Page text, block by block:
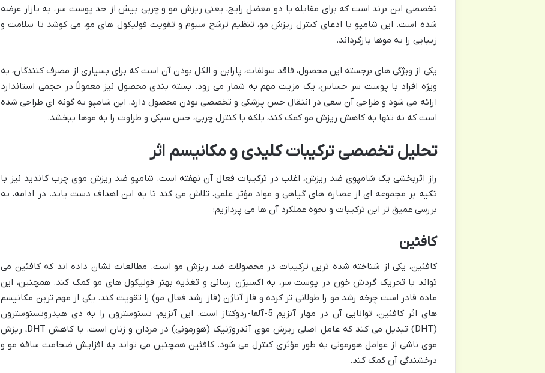
تخصصی این برند است که برای مقابله با دو معضل رایج، یعنی ریزش مو و چربی بیش از حد پوست سر، به بازار عرضه
شده است. این شامپو با ادعای کنترل ریزش مو، تنظیم ترشح سبوم و تقویت فولیکول های مو، می کوشد تا سلامت و
زیبایی را به موها بازگرداند.
یکی از ویژگی های برجسته این محصول، فاقد سولفات، پارابن و الکل بودن آن است که برای بسیاری از مصرف کنندگان، به
ویژه افراد با پوست سر حساس، یک مزیت مهم به شمار می رود. بسته بندی محصول نیز معمولاً در حجمی استاندارد
ارائه می شود و طراحی آن سعی در انتقال حس پزشکی و تخصصی بودن محصول دارد. این شامپو به گونه ای طراحی شده
است که نه تنها به کاهش ریزش مو کمک کند، بلکه با کنترل چربی، حس سبکی و طراوت را به موها ببخشد.
تحلیل تخصصی ترکیبات کلیدی و مکانیسم اثر
راز اثربخشی یک شامپوی ضد ریزش، اغلب در ترکیبات فعال آن نهفته است. شامپو ضد ریزش موی چرب کاندید نیز با
تکیه بر مجموعه ای از عصاره های گیاهی و مواد مؤثر علمی، تلاش می کند تا به این اهداف دست یابد. در ادامه، به
بررسی عمیق تر این ترکیبات و نحوه عملکرد آن ها می پردازیم:
کافئین
کافئین، یکی از شناخته شده ترین ترکیبات در محصولات ضد ریزش مو است. مطالعات نشان داده اند که کافئین می
تواند با تحریک گردش خون در پوست سر، به اکسیژن رسانی و تغذیه بهتر فولیکول های مو کمک کند. همچنین، این
ماده قادر است چرخه رشد مو را طولانی تر کرده و فاز آناژن (فاز رشد فعال مو) را تقویت کند. یکی از مهم ترین مکانیسم
های اثر کافئین، توانایی آن در مهار آنزیم 5-آلفا-ردوکتاز است. این آنزیم، تستوسترون را به دی هیدروتستوسترون
(DHT) تبدیل می کند که عامل اصلی ریزش موی آندروژنیک (هورمونی) در مردان و زنان است. با کاهش DHT، ریزش
موی ناشی از عوامل هورمونی به طور مؤثری کنترل می شود. کافئین همچنین می تواند به افزایش ضخامت ساقه مو و
درخشندگی آن کمک کند.